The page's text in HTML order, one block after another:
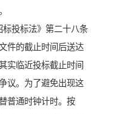
投标法》第二十八条
件的截止时间后送达
实临近投标截止时间
议。为了避免出现这
普通时钟计时。按